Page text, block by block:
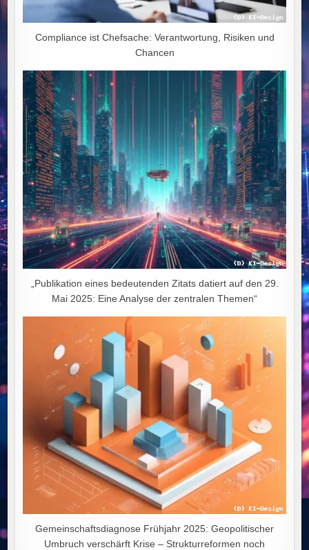
Compliance ist Chefsache: Verantwortung, Risiken und
Chancen
„Publikation eines bedeutenden Zitats datiert auf den 29.
Mai 2025: Eine Analyse der zentralen Themen“
Gemeinschaftsdiagnose Frühjahr 2025: Geopolitischer
Umbruch verschärft Krise – Strukturreformen noch